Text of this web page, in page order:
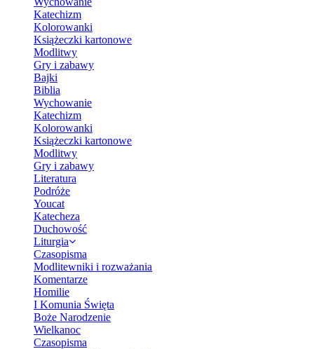
Katechizm
Kolorowanki
Książeczki kartonowe
Modlitwy
Gry i zabawy
Bajki
Biblia
Wychowanie
Katechizm
Kolorowanki
Książeczki kartonowe
Modlitwy
Gry i zabawy
Literatura
Podróże
Youcat
Katecheza
Duchowość
Liturgia
Czasopisma
Modlitewniki i rozważania
Komentarze
Homilie
I Komunia Święta
Boże Narodzenie
Wielkanoc
Czasopisma